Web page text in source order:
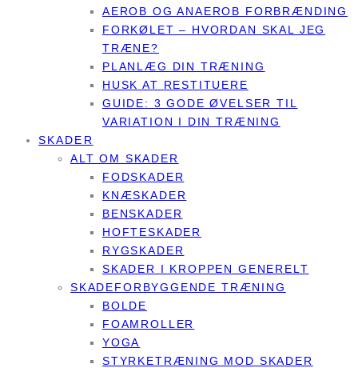
AEROB OG ANAEROB FORBRÆNDING
FORKØLET – HVORDAN SKAL JEG
TRÆNE?
PLANLÆG DIN TRÆNING
HUSK AT RESTITUERE
GUIDE: 3 GODE ØVELSER TIL
VARIATION I DIN TRÆNING
SKADER
ALT OM SKADER
FODSKADER
KNÆSKADER
BENSKADER
HOFTESKADER
RYGSKADER
SKADER I KROPPEN GENERELT
SKADEFORBYGGENDE TRÆNING
BOLDE
FOAMROLLER
YOGA
STYRKETRÆNING MOD SKADER